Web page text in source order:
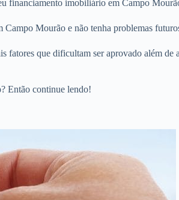
financiamento imobiliário em Campo
Campo Mourão e não tenha problemas
que dificultam ser aprovado além de
Então continue lendo!